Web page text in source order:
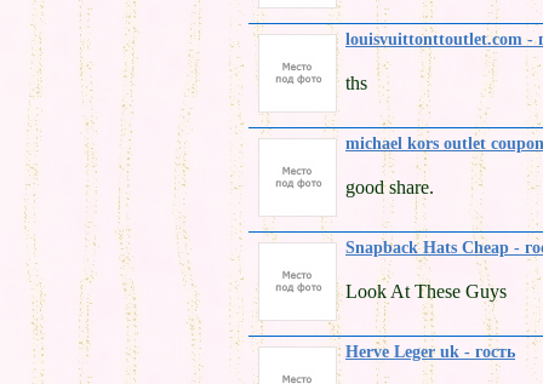
louisvuittonttoutlet.com -
ths
michael kors outlet
good share.
Snapback Hats Cheap -
Look At These Guys
Herve Leger uk - гость